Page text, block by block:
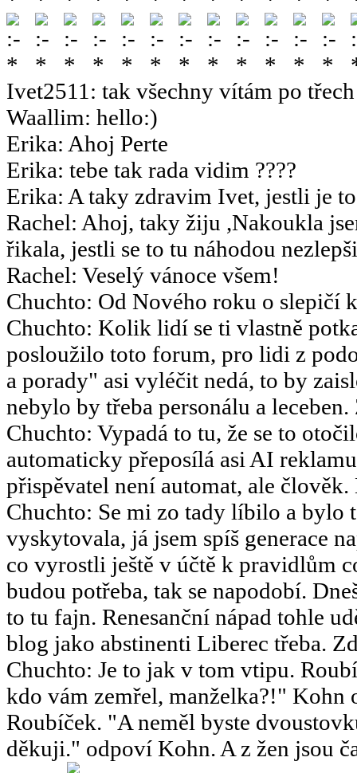
Ivet2511 : tak všechny vítám po
Waallim: hello:)
Erika: Ahoj Perte
Erika: tebe tak rada vidim ????
Erika: A taky zdravim Ivet, jestli je
Rachel: Ahoj, taky žiju ,Nakoukla
řikala, jestli se to tu náhodou
Rachel: Veselý vánoce všem!
Chuchto: Od Nového roku o slepičí
Chuchto: Kolik lidí se ti vlastně
posloužilo toto forum, pro lidi z
a porady" asi vyléčit nedá, to by
nebylo by třeba personálu a
Chuchto: Vypadá to tu, že se to
automaticky přeposílá asi AI
přispěvatel není automat, ale
Chuchto: Se mi zo tady líbilo a bylo
vyskytovala, já jsem spíš generace
co vyrostli ještě v účtě k pravidlům
budou potřeba, tak se napodobí.
to tu fajn. Renesanční nápad tohle
blog jako abstinenti Liberec třeba.
Chuchto: Je to jak v tom vtipu.
kdo vám zemřel, manželka?!"
Roubíček. "A neměl byste
děkuji." odpoví Kohn. A z žen jsou